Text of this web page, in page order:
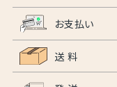
お支払い
送 料